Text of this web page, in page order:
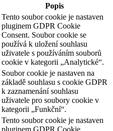
Popis
Tento soubor cookie je nastaven
pluginem GDPR Cookie
Consent. Soubor cookie se
používá k uložení souhlasu
uživatele s používáním souborů
cookie v kategorii „Analytické“.
Soubor cookie je nastaven na
základě souhlasu s cookie GDPR
k zaznamenání souhlasu
uživatele pro soubory cookie v
kategorii „Funkční“.
Tento soubor cookie je nastaven
pluginem GDPR Cookie